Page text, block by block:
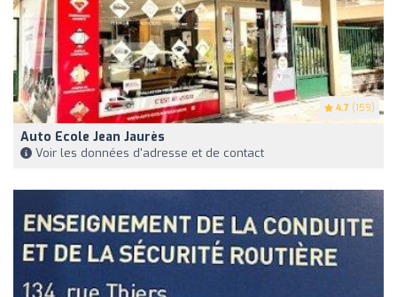
4.7 (159)
Auto Ecole Jean Jaurès
Voir les données d'adresse et de contact